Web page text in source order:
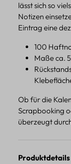
lässt sich so
Notizen
Eintrag eine
100
Maße ca.
Ob für die
Scrapbooking
überzeugt
Produktdetails